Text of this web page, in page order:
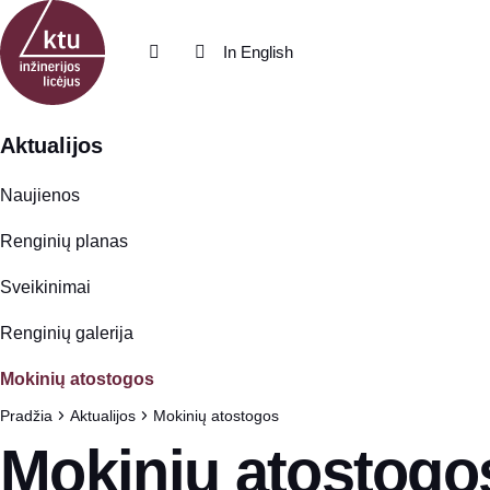
Eiti į turinį
In English
Aktualijos
Naujienos
Renginių planas
Sveikinimai
Renginių galerija
Mokinių atostogos
Pradžia Aktualijos Mokinių atostogos
Mokinių